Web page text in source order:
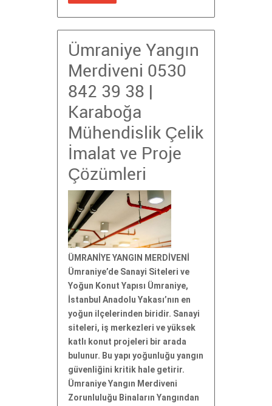
Ümraniye Yangın
Merdiveni 0530
842 39 38 |
Karaboğa
Mühendislik Çelik
İmalat ve Proje
Çözümleri
ÜMRANİYE YANGIN MERDİVENİ
Ümraniye’de Sanayi Siteleri ve
Yoğun Konut Yapısı Ümraniye,
İstanbul Anadolu Yakası’nın en
yoğun ilçelerinden biridir. Sanayi
siteleri, iş merkezleri ve yüksek
katlı konut projeleri bir arada
bulunur. Bu yapı yoğunluğu yangın
güvenliğini kritik hale getirir.
Ümraniye Yangın Merdiveni
Zorunluluğu Binaların Yangından